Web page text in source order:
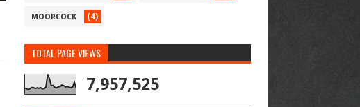
MOORCOCK (4)
TOTAL PAGE VIEWS
7,957,525